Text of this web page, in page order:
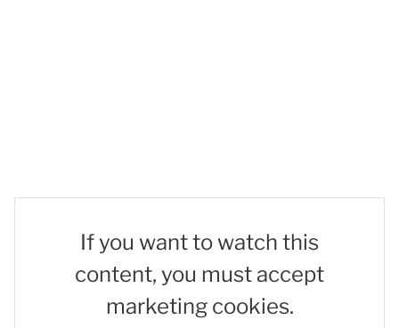
If you want to watch this
content, you must accept
marketing cookies.